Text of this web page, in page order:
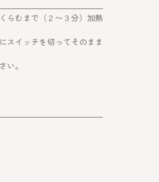
らむまで（２〜３分）加熱
スイッチを切ってそのまま
。